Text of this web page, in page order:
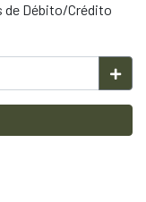
de Débito/Crédito